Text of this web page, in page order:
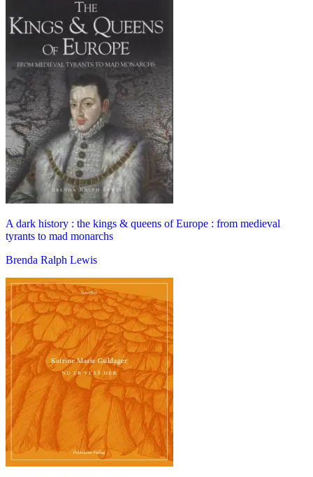
A dark history : the kings & queens of Europe : from medieval
tyrants to mad monarchs
Brenda Ralph Lewis